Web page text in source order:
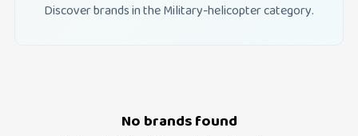
Discover brands in the Military-helicopter category.
No brands found